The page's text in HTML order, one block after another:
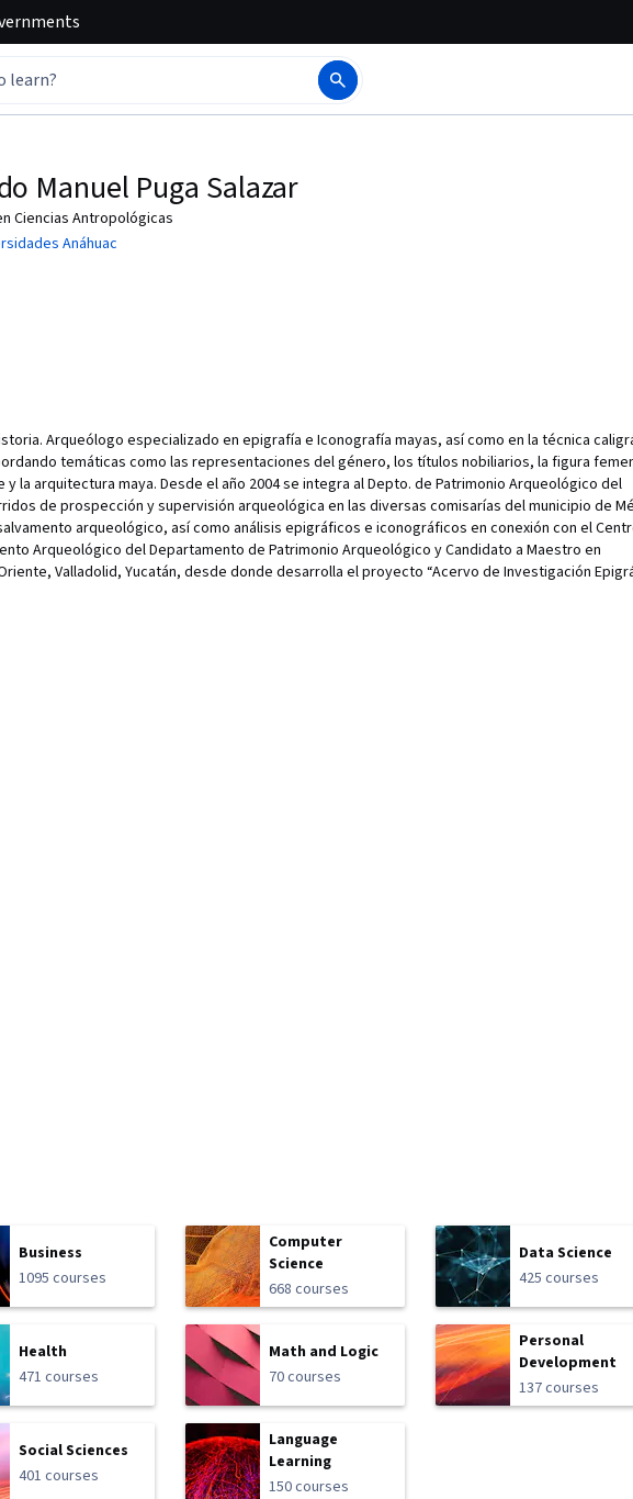
Manuel Puga Salazar
Ciencias Antropológicas
Anáhuac
Arqueólogo especializado en epigrafía e Iconografía mayas, así como en la técnica
temáticas como las representaciones del género, los títulos nobiliarios, la figura
la arquitectura maya. Desde el año 2004 se integra al Depto. de Patrimonio Arqueológico del
de prospección y supervisión arqueológica en las diversas comisarías del municipio de
arqueológico, así como análisis epigráficos e iconográficos en conexión con el
Arqueológico del Departamento de Patrimonio Arqueológico y Candidato a Maestro en
Valladolid, Yucatán, desde donde desarrolla el proyecto “Acervo de Investigación
Business
1095 courses
Computer
Science
668 courses
Data Science
425 courses
Health
471 courses
Math and Logic
70 courses
Personal
Development
137 courses
Social Sciences
401 courses
Language
Learning
150 courses